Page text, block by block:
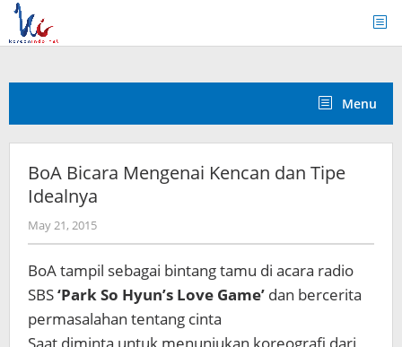
Skip
content
Menu
BoA Bicara Mengenai Kencan dan Tipe
Idealnya
May 21, 2015by
Koreanindo
BoA tampil sebagai bintang tamu di acara radio
SBS‘Park So Hyun’s Love Game’ dan bercerita
permasalahan tentang cinta